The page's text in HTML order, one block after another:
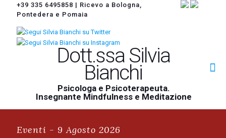
+39 335 6495858 | Ricevo a Bologna,
Pontedera e Pomaia
Dott.ssa Silvia
Bianchi
Psicologa e Psicoterapeuta.
Insegnante Mindfulness e Meditazione
Eventi - 9 Agosto 2026